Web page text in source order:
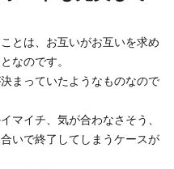
とは、お互いがお互いを求め
なのです。
まっていたようなものなので
マイチ、気が合わなさそう、
いで終了してしまうケースが